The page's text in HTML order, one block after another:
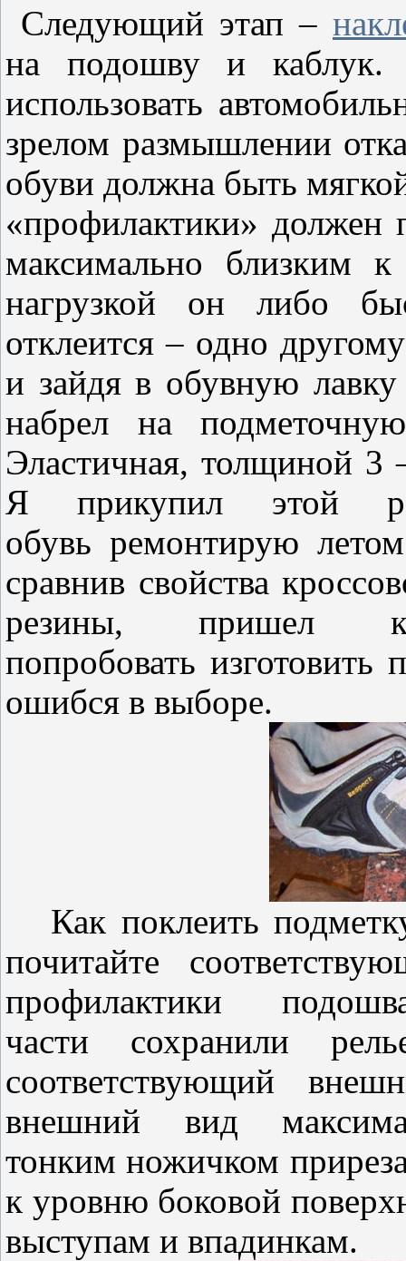
Следующий этап –
на подошву и каблук.
использовать
зрелом размышлении
обуви должна быть
«профилактики» должен
максимально близким
нагрузкой он либо
отклеится – одно
и зайдя в обувную
набрел на
Эластичная, толщиной 3
Я прикупил этой
обувь ремонтирую
сравнив свойства
резины, пришел
попробовать
ошибся в выборе.
Как поклеить
почитайте
профилактики
части сохранили
соответствующий
внешний вид
тонким ножичком
к уровню боковой
выступам и впадинкам.